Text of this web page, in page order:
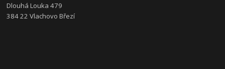
Dlouhá Louka 479
384 22 Vlachovo Březí